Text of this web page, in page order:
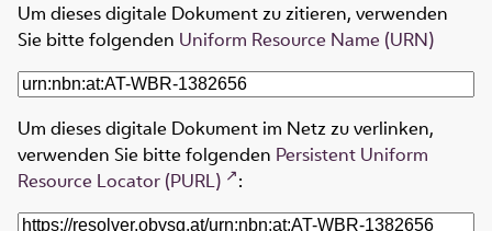
Um dieses digitale Dokument zu zitieren, verwenden
Sie bitte folgenden Uniform Resource Name (URN)
Um dieses digitale Dokument im Netz zu verlinken,
verwenden Sie bitte folgenden Persistent Uniform
Resource Locator (PURL)
: